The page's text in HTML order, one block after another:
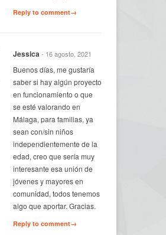
Reply to comment→
Jessica- 16 agosto, 2021
Buenos días, me gustaría
saber si hay algún proyecto
en funcionamiento o que
se esté valorando en
Málaga, para familias, ya
sean con/sin niños
independientemente de la
edad, creo que sería muy
interesante esa unión de
jóvenes y mayores en
comunidad, todos tenemos
algo que aportar. Gracias.
Reply to comment→